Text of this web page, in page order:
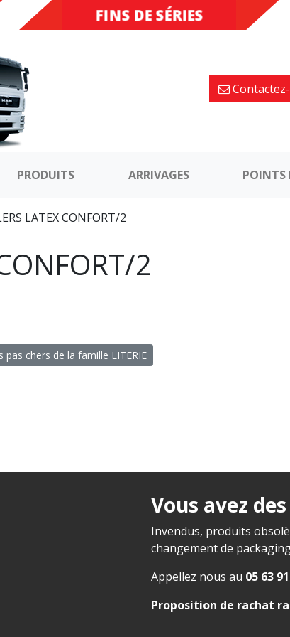
DESTOCKAGE
FINS DE SÉRIES
PRODUITS ARRIVAGES POINTS
LATEX CONFORT/2
2
chers de la famille LITERIE
Vous avez
Invendus, produits
changement de
Appellez nous au 05 63
Proposition de rachat